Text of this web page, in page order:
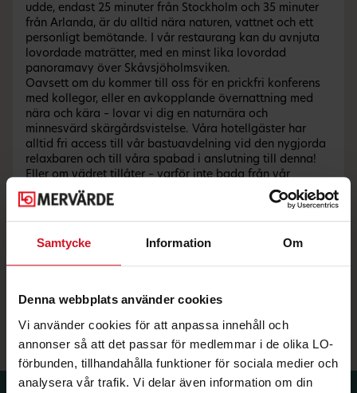
Samtycke Information Om
Denna webbplats använder cookies
Vi använder cookies för att anpassa innehåll och
annonser så att det passar för medlemmar i de olika LO-
förbunden, tillhandahålla funktioner för sociala medier och
analysera vår trafik. Vi delar även information om din
udde, endast 25 minuter från Stockholm och 35 minuter
från Arlanda, är du alltid nära naturen, vattnet och ett
personligt bemötande. I vår restaurang kan du avnjuta
lovordade maträtter, med en minst lika lovordad
panoramavy över Skåvsjöholmsviken.
Oavsett om du kommer till oss för en prickfri konferens
med kollegor, eller en avkopplande övernattning med
nära och kära – lovar vi dig en naturnära och
minnesvärd skärgårdsvistelse. Våra hotellgäster har
alltid fri access till vår bastuavdelning vid den nygjorda
relaxbaren och till våra spabad i anslutning till denna!
Eller om vädret tillåter – varför inte bada från vår
sandstrand eller brygga? Omgivningarna är hur
inbjudande som helst för de allra flesta aktiviteter. Hos
oss kan du göra alltifrån att spela tennis, yoga eller ta
en paddeltur över till andra sidan viken med en fikakorg!
Eller varför inte boule, biljard eller ett konstquiz runt
byggnaden? Vintertid är det alltid lika populärt med
skavsjoholm.se